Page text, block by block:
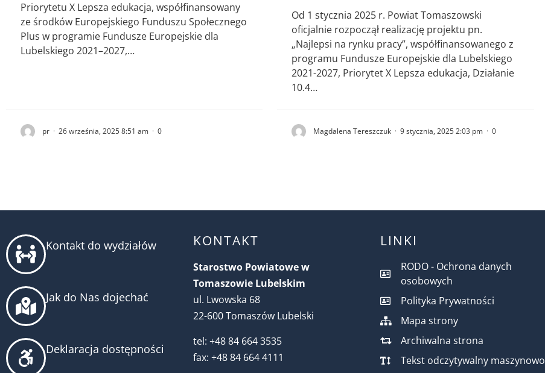
Priorytetu X Lepsza edukacja, współfinansowany
ze środków Europejskiego Funduszu Społecznego
Plus w programie Fundusze Europejskie dla
Lubelskiego 2021–2027,…
pr · 26 września, 2025 8:51 am · 0
Od 1 stycznia 2025 r. Powiat Tomaszowski
oficjalnie rozpoczął realizację projektu pn.
„Najlepsi na rynku pracy”, współfinansowanego z
programu Fundusze Europejskie dla Lubelskiego
2021-2027, Priorytet X Lepsza edukacja, Działanie
10.4…
Magdalena Tereszczuk · 9 stycznia, 2025 2:03 pm · 0
Kontakt do wydziałów
Jak do Nas dojechać
Deklaracja dostępności
KONTAKT
Starostwo Powiatowe w
Tomaszowie Lubelskim
ul. Lwowska 68
22-600 Tomaszów Lubelski
tel: +48 84 664 3535
fax: +48 84 664 4111
LINKI
RODO - Ochrona danych
osobowych
Polityka Prywatności
Mapa strony
Archiwalna strona
Tekst odczytywalny maszynowo